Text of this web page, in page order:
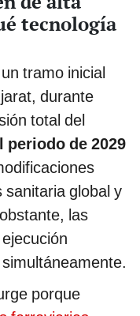
tecnología
tramo inicial
durante
total del
periodo de 2029
sanitaria global y
las
porque